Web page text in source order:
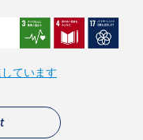
ています